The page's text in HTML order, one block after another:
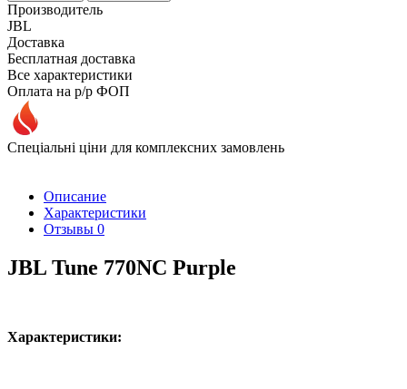
Производитель
JBL
Доставка
Бесплатная доставка
Все характеристики
Оплата на р/р ФОП
Спеціальні ціни для комплексних замовлень
Описание
Характеристики
Отзывы 0
JBL Tune 770NC Purple
Характеристики: